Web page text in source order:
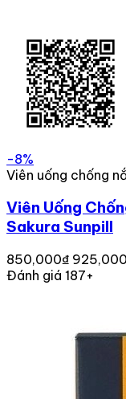
-8%
Viên uống chống
Viên Uống
Sakura Sunpill
850,000₫
Đánh giá 187+